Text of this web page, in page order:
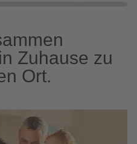
Zuhause zu
Ort.